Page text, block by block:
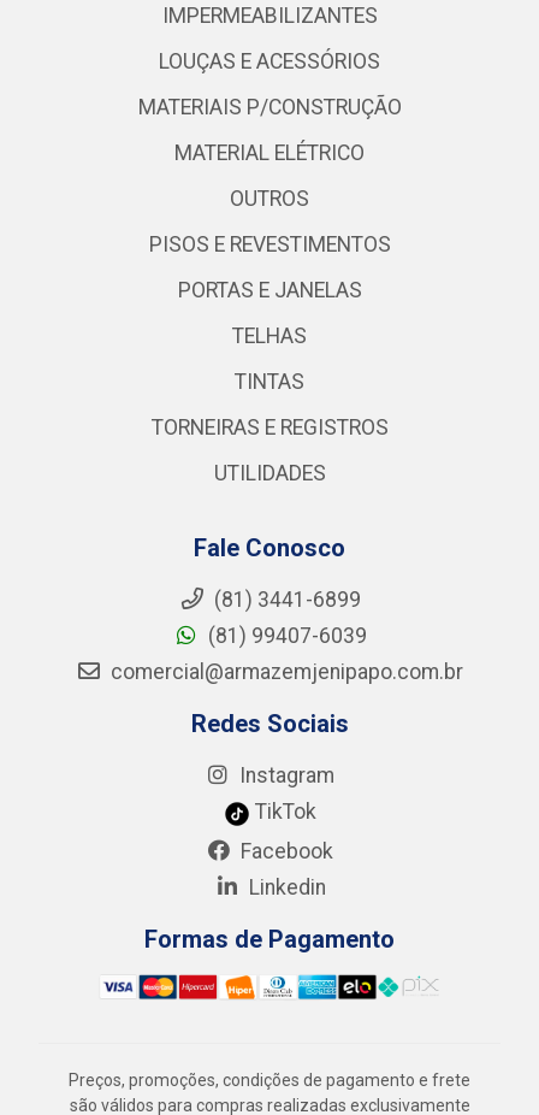
IMPERMEABILIZANTES
LOUÇAS E ACESSÓRIOS
MATERIAIS P/CONSTRUÇÃO
MATERIAL ELÉTRICO
OUTROS
PISOS E REVESTIMENTOS
PORTAS E JANELAS
TELHAS
TINTAS
TORNEIRAS E REGISTROS
UTILIDADES
Fale Conosco
(81) 3441-6899
(81) 99407-6039
comercial@armazemjenipapo.com.br
Redes Sociais
Instagram
TikTok
Facebook
Linkedin
Formas de Pagamento
Preços, promoções, condições de pagamento e frete
são válidos para compras realizadas exclusivamente